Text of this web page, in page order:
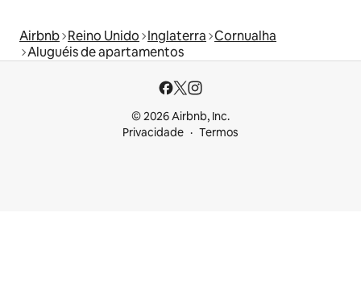
Airbnb Reino Unido Inglaterra Cornualha
Aluguéis de apartamentos
© 2026 Airbnb, Inc.
Privacidade
Termos